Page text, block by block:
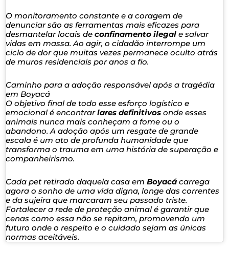
O monitoramento constante e a coragem de
denunciar são as ferramentas mais eficazes para
desmantelar locais de confinamento ilegal e salvar
vidas em massa. Ao agir, o cidadão interrompe um
ciclo de dor que muitas vezes permanece oculto atrás
de muros residenciais por anos a fio.
Caminho para a adoção responsável após a tragédia
em Boyacá
O objetivo final de todo esse esforço logístico e
emocional é encontrarlares definitivos onde esses
animais nunca mais conheçam a fome ou o
abandono. A adoção após um resgate de grande
escala é um ato de profunda humanidade que
transforma o trauma em uma história de superação e
companheirismo.
Cada pet retirado daquela casa em Boyacá carrega
agora o sonho de uma vida digna, longe das correntes
e da sujeira que marcaram seu passado triste.
Fortalecer a rede de proteção animal é garantir que
cenas como essa não se repitam, promovendo um
futuro onde o respeito e o cuidado sejam as únicas
normas aceitáveis.